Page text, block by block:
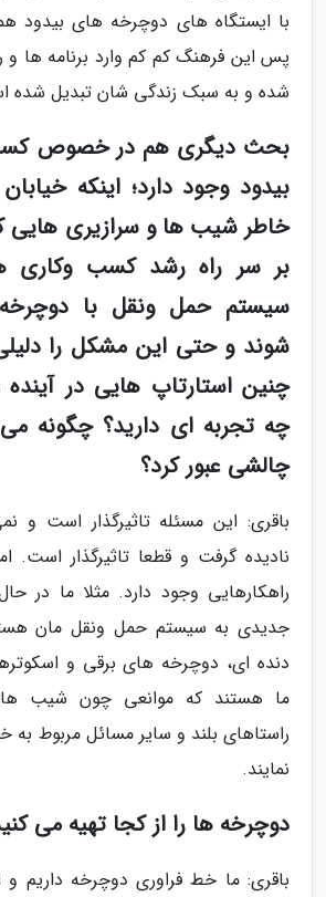
با ایستگاه های دوچرخه های بیدود
پس این فرهنگ کم کم وارد برنامه ها و
شده و به سبک زندگی شان تبدیل شده
بحث دیگری هم در خصوص کسب
بیدود وجود دارد؛ اینکه
خاطر شیب ها و سرازیری هایی
بر سر راه رشد کسب وکاری
سیستم حمل ونقل با
شوند و حتی این مشکل را
چنین استارتاپ هایی در
چه تجربه ای دارید؟ چگونه
چالشی عبور کرد؟
باقری: این مسئله تاثیرگذار است و
نادیده گرفت و قطعا تاثیرگذار است.
راهکارهایی وجود دارد. مثلا ما در
جدیدی به سیستم حمل ونقل مان
دنده ای، دوچرخه های برقی و
ما هستند که موانعی چون شیب
راستاهای بلند و سایر مسائل مربوط به
نمایند.
دوچرخه ها را از کجا تهیه می
باقری: ما خط فراوری دوچرخه داریم